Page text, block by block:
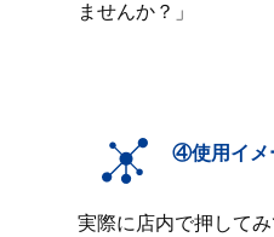
ませんか？」
④使用イメ
実際に店内で押して